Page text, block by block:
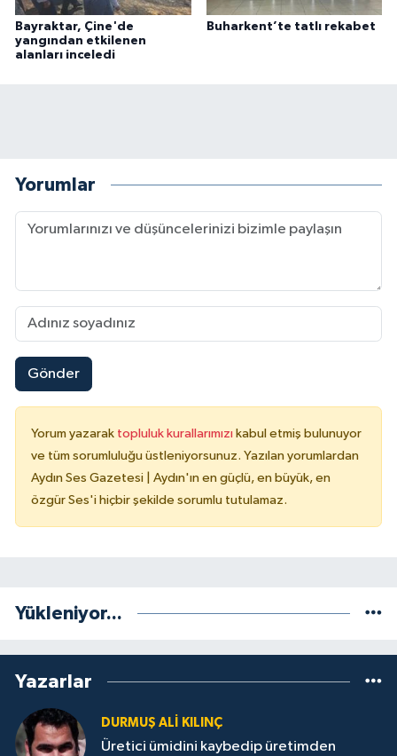
Bayraktar, Çine'de
yangından etkilenen
alanları inceledi
Buharkent’te tatlı rekabet
Yorumlar
Gönder
Yorum yazarak topluluk kurallarımızı kabul etmiş bulunuyor
ve tüm sorumluluğu üstleniyorsunuz. Yazılan yorumlardan
Aydın Ses Gazetesi | Aydın'ın en güçlü, en büyük, en
özgür Ses'i hiçbir şekilde sorumlu tutulamaz.
Yükleniyor...
Yazarlar
DURMUŞ ALI KILINÇ
Üretici ümidini kaybedip üretimden